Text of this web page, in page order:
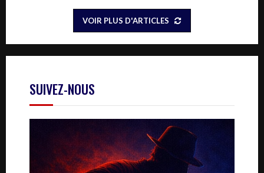
VOIR PLUS D'ARTICLES
SUIVEZ-NOUS